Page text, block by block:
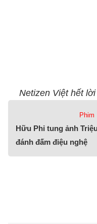
Netizen Việt hết
Phim
Hữu Phỉ tung ảnh
đánh đấm điệu nghệ